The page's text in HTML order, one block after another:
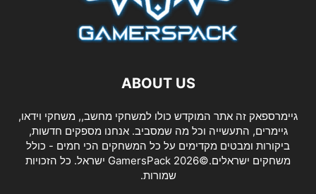
ABOUT US
גיימרספאק זה אתר המוקדש כולו למשחקי מחשב,, משחקי וידאו,
גיימרים, התעשייה וכל מה שמסביב. אנחנו מספקים חדשות,
ביקורות ומבטים מקדימים על כל המשחקים הכי חמים - כולל
משחקים ישראלים.©2026 GamersPack ישראל. כל הזכויות
שמורות.